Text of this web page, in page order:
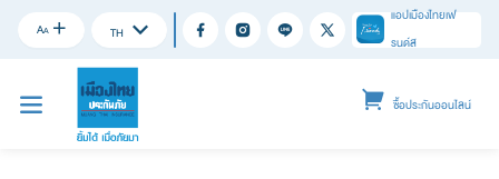
AA TH
แอปเมืองไทยเฟ
รนด์ส
ซื้อประกันออนไลน์